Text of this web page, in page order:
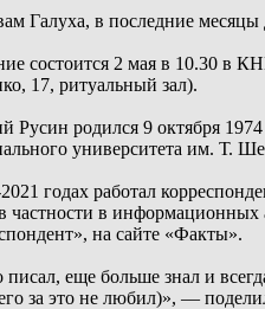
Галуха, в последние
состоится 2 мая в 10.30 в
17, ритуальный зал).
Русин родился 9 октября
университета им. Т.
годах работал
частности в
на сайте «Факты».
еще больше знал и
за это не любил)», —